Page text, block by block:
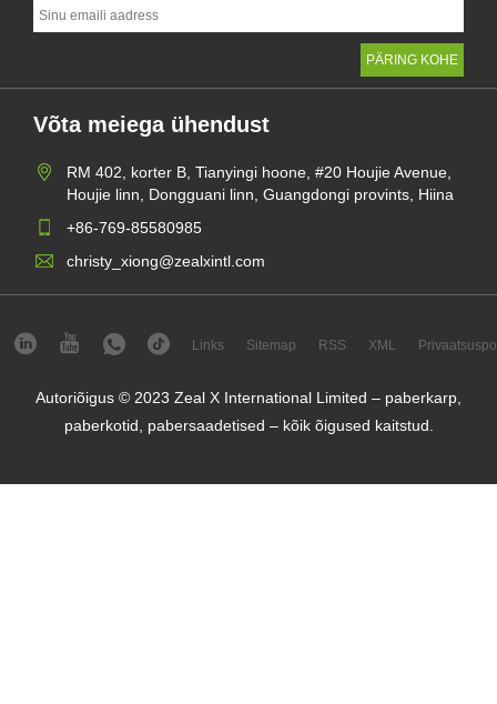
Võta meiega ühendust
RM 402, korter B, Tianyingi hoone, #20 Houjie Avenue,
Houjie linn, Dongguani linn, Guangdongi provints, Hiina
+86-769-85580985
christy_xiong@zealxintl.com
Links Sitemap RSS XML
Autoriõigus © 2023 Zeal X International Limited – paberkarp,
paberkotid, pabersaadetised – kõik õigused kaitstud.